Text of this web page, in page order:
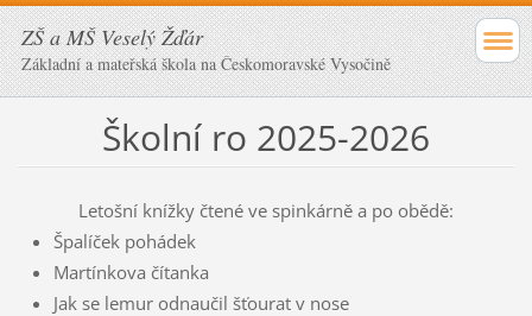
ZŠ a MŠ Veselý Žďár
Základní a mateřská škola na Českomoravské Vysočině
Školní ro 2025-2026
Letošní knížky čtené ve spinkárně a po obědě:
Špalíček pohádek
Martínkova čítanka
Jak se lemur odnaučil šťourat v nose